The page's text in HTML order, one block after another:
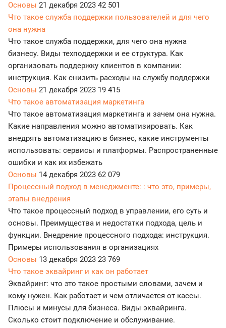
Основы 21 декабря 2023 42 501
Что такое служба поддержки пользователей и для чего
она нужна
Что такое служба поддержки, для чего она нужна
бизнесу. Виды техподдержки и ее структура. Как
организовать поддержку клиентов в компании:
инструкция. Как снизить расходы на службу поддержки
Основы 21 декабря 2023 19 415
Что такое автоматизация маркетинга
Что такое автоматизация маркетинга и зачем она нужна.
Какие направления можно автоматизировать. Как
внедрять автоматизацию в бизнес, какие инструменты
использовать: сервисы и платформы. Распространенные
ошибки и как их избежать
Основы 14 декабря 2023 62 079
Процессный подход в менеджменте: : что это, примеры,
этапы внедрения
Что такое процессный подход в управлении, его суть и
основы. Преимущества и недостатки подхода, цель и
функции. Внедрение процессного подхода: инструкция.
Примеры использования в организациях
Основы 13 декабря 2023 23 769
Что такое эквайринг и как он работает
Эквайринг: что это такое простыми словами, зачем и
кому нужен. Как работает и чем отличается от кассы.
Плюсы и минусы для бизнеса. Виды эквайринга.
Сколько стоит подключение и обслуживание.